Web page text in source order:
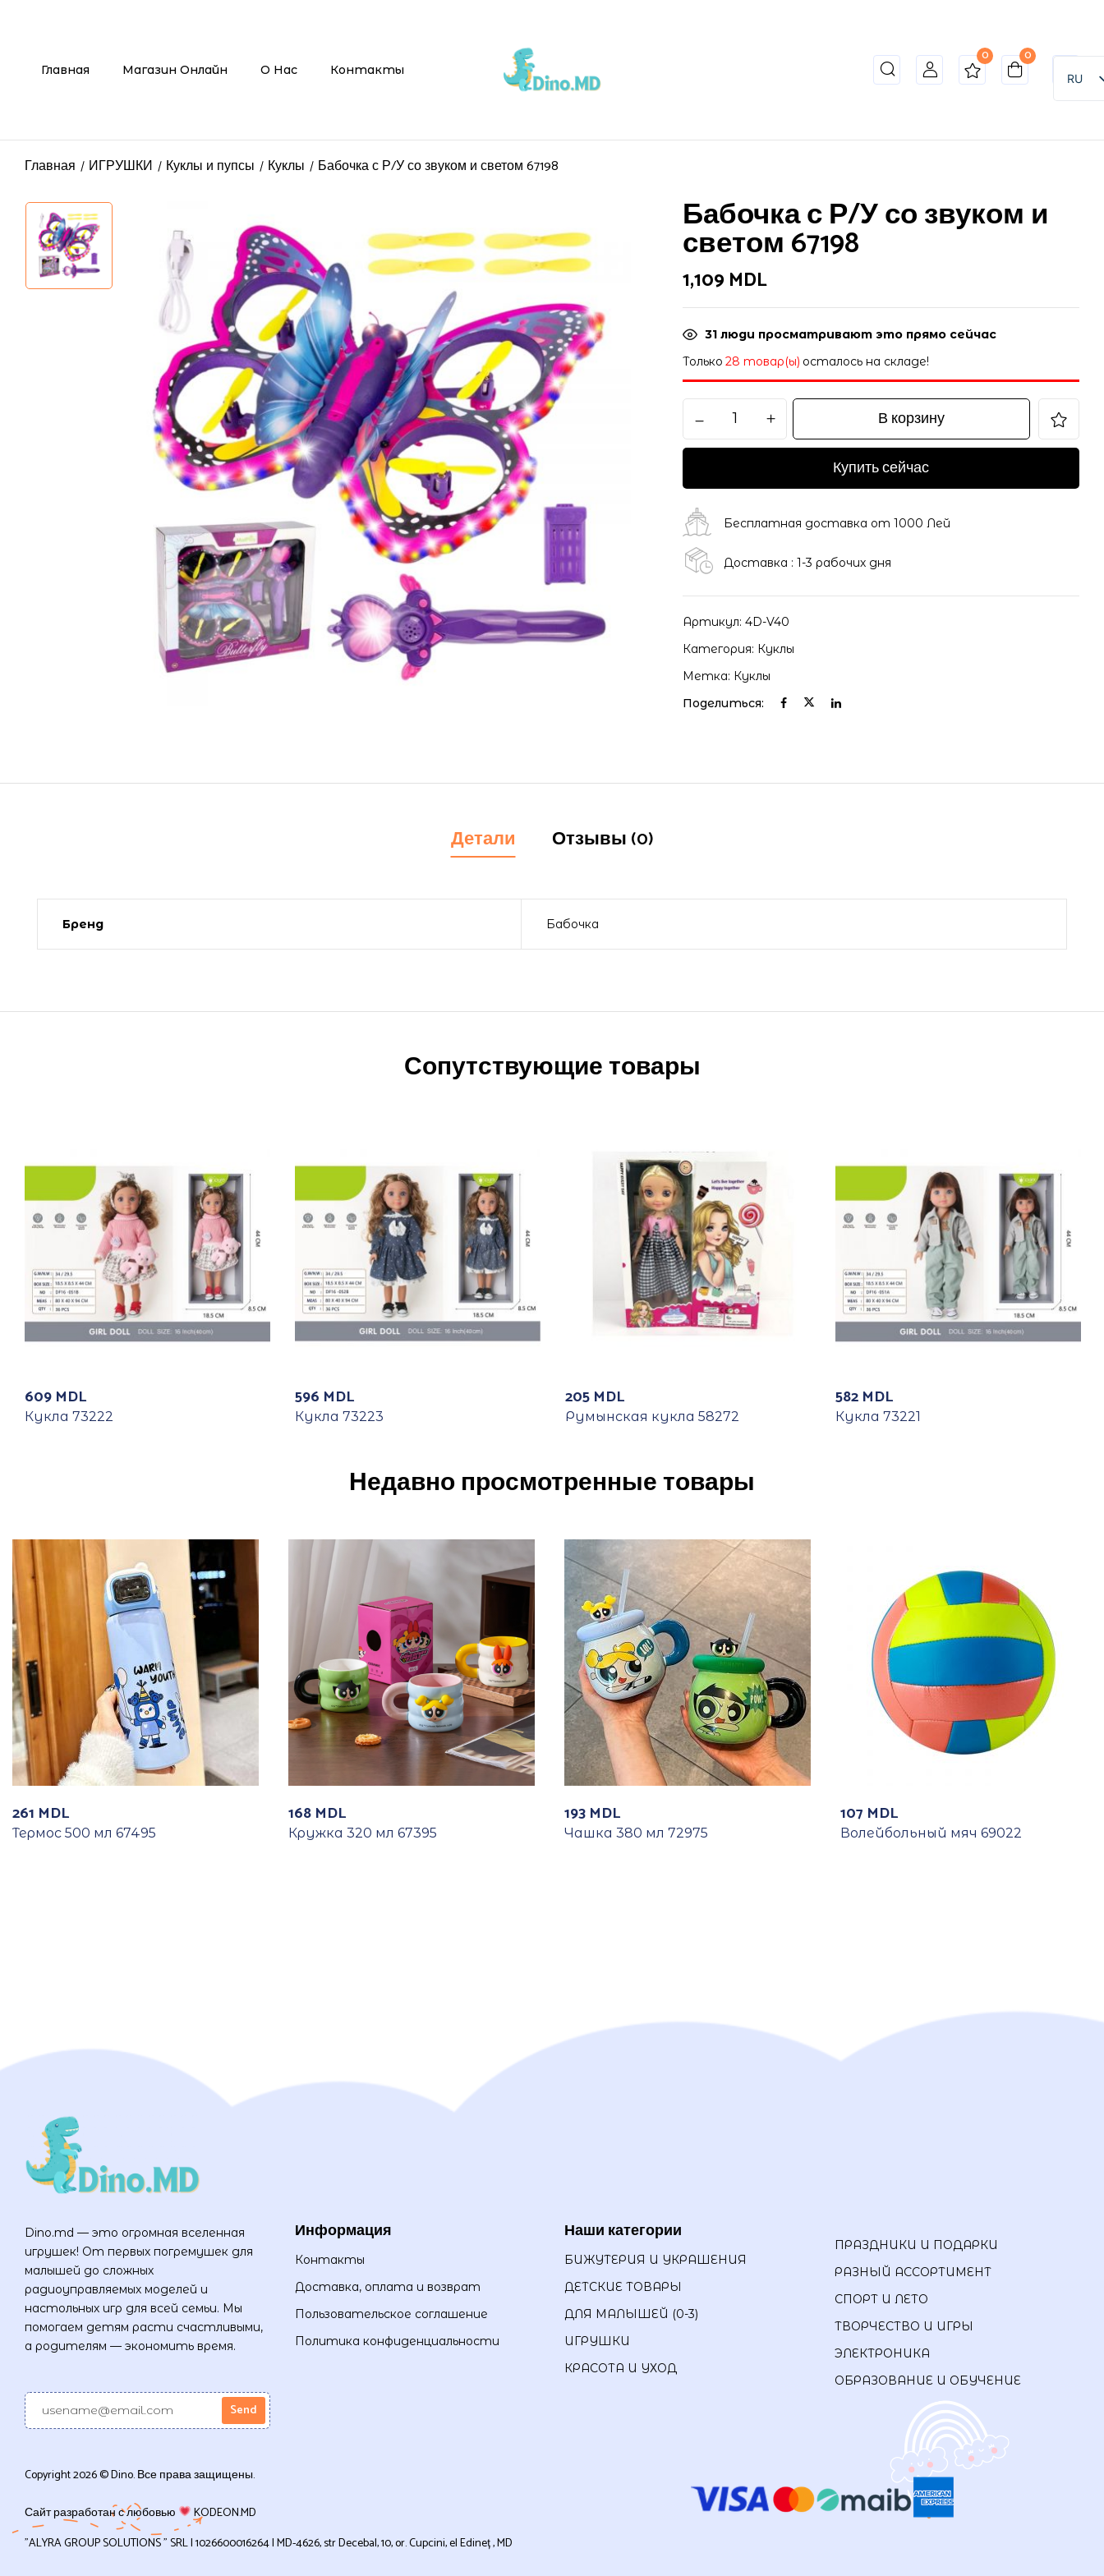
Главная Магазин Онлайн О Нас Контакты
0 0
RU
Главная ИГРУШКИ Куклы и пупсы Куклы Бабочка с Р/У со звуком и светом 67198
Бабочка с Р/У со звуком и
светом 67198
1,109 MDL
31 люди просматривают это прямо сейчас
Только 28 товар(ы) осталось на складе!
В корзину
Купить сейчас
Бесплатная доставка от 1000 Лей
Доставка : 1-3 рабочих дня
Артикул:4D-V40
Категория: Куклы
Метка: Куклы
Поделиться:
Детали Отзывы (0)
Бренд Бабочка
Сопутствующие товары
609 MDL
Кукла 73222
596 MDL
Кукла 73223
205 MDL
Румынская кукла 58272
582 MDL
Кукла 73221
Недавно просмотренные товары
261 MDL
Термос 500 мл 67495
168 MDL
Кружка 320 мл 67395
193 MDL
Чашка 380 мл 72975
107 MDL
Волейбольный мяч 69022
Dino.md — это огромная вселенная
игрушек! От первых погремушек для
малышей до сложных
радиоуправляемых моделей и
настольных игр для всей семьи. Мы
помогаем детям расти счастливыми,
а родителям — экономить время.
Информация
Контакты
Доставка, оплата и возврат
Пользовательское соглашение
Политика конфиденциальности
Наши категории
БИЖУТЕРИЯ И УКРАШЕНИЯ
ДЕТСКИЕ ТОВАРЫ
ДЛЯ МАЛЫШЕЙ (0-3)
ИГРУШКИ
КРАСОТА И УХОД
ПРАЗДНИКИ И ПОДАРКИ
РАЗНЫЙ АССОРТИМЕНТ
СПОРТ И ЛЕТО
ТВОРЧЕСТВО И ИГРЫ
ЭЛЕКТРОНИКА
ОБРАЗОВАНИЕ И ОБУЧЕНИЕ
Copyright 2026 © Dino. Все права защищены.
Сайт разработан с любовью
KODEON.MD
”ALYRA GROUP SOLUTIONS ” SRL | 1026600016264 | MD-4626, str Decebal, 10, or. Cupcini, el Edineț , MD